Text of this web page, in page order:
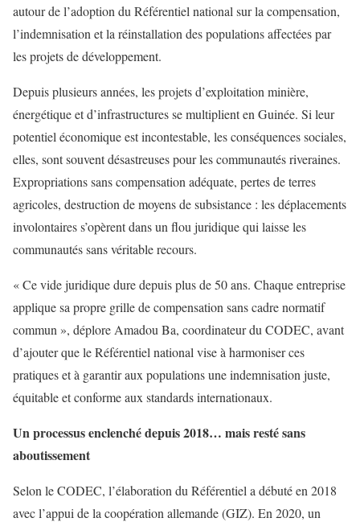
autour de l’adoption du Référentiel national sur la compensation,
l’indemnisation et la réinstallation des populations affectées par
les projets de développement.
Depuis plusieurs années, les projets d’exploitation minière,
énergétique et d’infrastructures se multiplient en Guinée. Si leur
potentiel économique est incontestable, les conséquences sociales,
elles, sont souvent désastreuses pour les communautés riveraines.
Expropriations sans compensation adéquate, pertes de terres
agricoles, destruction de moyens de subsistance : les déplacements
involontaires s’opèrent dans un flou juridique qui laisse les
communautés sans véritable recours.
« Ce vide juridique dure depuis plus de 50 ans. Chaque entreprise
applique sa propre grille de compensation sans cadre normatif
commun », déplore Amadou Ba, coordinateur du CODEC, avant
d’ajouter que le Référentiel national vise à harmoniser ces
pratiques et à garantir aux populations une indemnisation juste,
équitable et conforme aux standards internationaux.
Un processus enclenché depuis 2018… mais resté sans
aboutissement
Selon le CODEC, l’élaboration du Référentiel a débuté en 2018
avec l’appui de la coopération allemande (GIZ). En 2020, un